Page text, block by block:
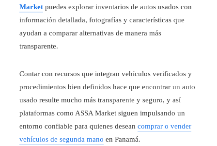
Market puedes explorar inventarios de autos usados con
información detallada, fotografías y características que
ayudan a comparar alternativas de manera más
transparente.
Contar con recursos que integran vehículos verificados y
procedimientos bien definidos hace que encontrar un auto
usado resulte mucho más transparente y seguro, y así
plataformas como ASSA Market siguen impulsando un
entorno confiable para quienes desean comprar o vender
vehículos de segunda mano en Panamá.